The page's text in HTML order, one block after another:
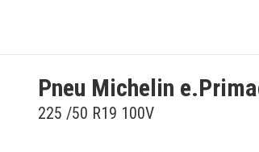
Pneu Michelin
225 /50 R19 100V